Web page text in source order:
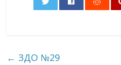
← ЗДО №29